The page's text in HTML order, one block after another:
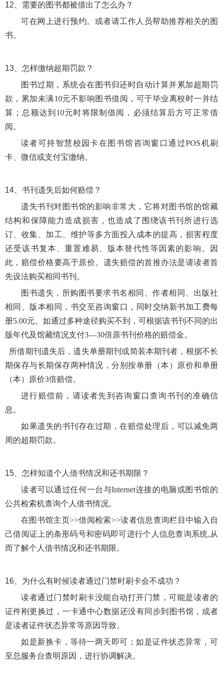
12、 需要的图书都被借出了怎么办？
可在网上进行预约。或者请工作人员帮助推荐相关的图
书。
13、 怎样缴纳超期罚款？
图书过期，系统会在图书归还时自动计算并累加超期罚
款，累加未满10元不影响图书借阅，可于毕业离校时一并结
算；总额达到10元时将限制借阅，必须结算后方可正常借
阅。
读者可持智慧校园卡在图书馆咨询窗口通过POS机刷
卡、微信或支付宝缴纳。
14、 书刊遗失后如何赔偿？
遗失书刊对图书馆的影响非常大，它将对图书馆的馆藏
结构和保障能力造成损害，也造成了围绕该书刊所进行选
订、收集、加工、维护等多方面投入成本的提高，损害程度
还受该书复本、重置难易、版本替代性等因素的影响。因
此，赔偿价格要高于原价。遗失赔偿的首推办法是请读者首
先设法购买相同书刊。
图书遗失，所购图书要求书名相同、作者相同、出版社
相同、版本相同，书交至咨询窗口，同时交纳新书加工费每
册5.00元。如通过多种途径购买不到，可根据该书刊不同的出
版年代及馆藏情况支付3—30倍原书刊价格的赔偿金。
所借期刊遗失后，遗失单册期刊或简装本期刊者，根据不长
期保存与长期保存两种情况，分别按单册（本）原价和单册
（本）原价3倍赔偿。
进行赔偿前，请读者先到咨询窗口查询书刊的准确信
息。
如果遗失的书刊存在过期，在赔偿处理后，可以减免两
周的超期罚款。
15、 怎样知道个人借书情况和还书期限？
读者可以通过任何一台与Internet连接的电脑或图书馆的
公共检索机查询个人借书情况。
在图书馆主页>>借阅检索>>读者信息查询栏目中输入自
己借阅证上的条形码号和密码即可进行个人信息查询系统,从
而了解个人借书情况和还书期限。
16、 为什么有时候读者通过门禁时刷卡会不成功？
读者通过门禁时刷卡没能自动打开门禁，可能是读者的
证件刚更换过，一卡通中心数据还没有同步到图书馆，或者
是读者证件状态异常等原因导致。
如是新换卡，等待一两天即可；如是证件状态异常，可
至总服务台查明原因，进行协调解决。